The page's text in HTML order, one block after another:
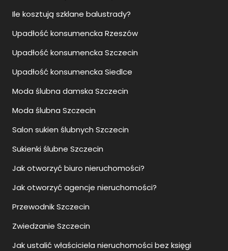
Ile kosztują szklane balustrady?
Upadłość konsumencka Rzeszów
Upadłość konsumencka Szczecin
Upadłość konsumencka Siedlce
Moda ślubna damska Szczecin
Moda ślubna Szczecin
Salon sukien ślubnych Szczecin
Sukienki ślubne Szczecin
Jak otworzyć biuro nieruchomości?
Jak otworzyć agencje nieruchomości?
Przewodnik Szczecin
Zwiedzanie Szczecin
Jak ustalić właściciela nieruchomości bez księgi